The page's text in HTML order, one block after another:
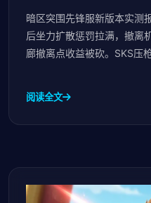
暗区突围先锋服新版本实测
后坐力扩散惩罚拉满，撤离
廊撤离点收益被砍。SKS压
阅读全文